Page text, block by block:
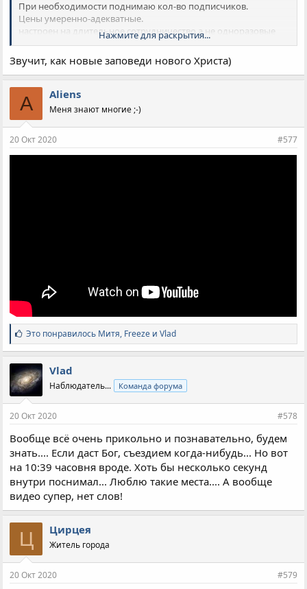
При необходимости поднимаю кол-во подписчиков.
Цены умеренно-адекватные.
настроен на длительное сотрудничество.а не одноразовые
акции.
Нажмите для раскрытия...
Звучит, как новые заповеди нового Христа)
A Aliens
Меня знают многие ;-)
20 Окт 2020 #577
С
и
м
п
а
т
и
:
Это понравилось Митя, Freeze иVlad
Vlad
Наблюдатель... Команда форума
20 Окт 2020 #578
Вообще всё очень прикольно и познавательно, будем
знать.... Если даст Бог, съездием когда-нибудь... Но вот
на 10:39 часовня вроде. Хоть бы несколько секунд
внутри поснимал... Люблю такие места.... А вообще
видео супер, нет слов!
Ц Цирцея
Житель города
20 Окт 2020 #579